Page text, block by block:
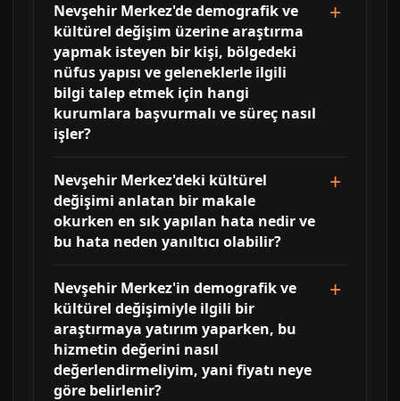
Nevşehir Merkez'de demografik ve
kültürel değişim üzerine araştırma
yapmak isteyen bir kişi, bölgedeki
nüfus yapısı ve geleneklerle ilgili
bilgi talep etmek için hangi
kurumlara başvurmalı ve süreç nasıl
işler?
Nevşehir Merkez'deki kültürel
değişimi anlatan bir makale
okurken en sık yapılan hata nedir ve
bu hata neden yanıltıcı olabilir?
Nevşehir Merkez'in demografik ve
kültürel değişimiyle ilgili bir
araştırmaya yatırım yaparken, bu
hizmetin değerini nasıl
değerlendirmeliyim, yani fiyatı neye
göre belirlenir?